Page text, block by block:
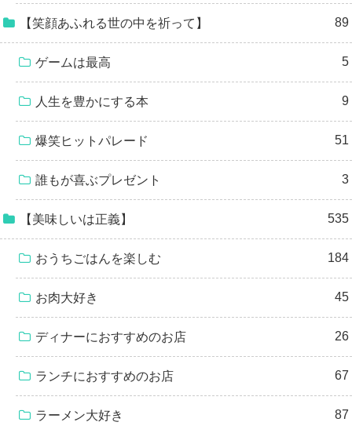
【笑顔あふれる世の中を祈って】 89
ゲームは最高 5
人生を豊かにする本 9
爆笑ヒットパレード 51
誰もが喜ぶプレゼント 3
【美味しいは正義】 535
おうちごはんを楽しむ 184
お肉大好き 45
ディナーにおすすめのお店 26
ランチにおすすめのお店 67
ラーメン大好き 87